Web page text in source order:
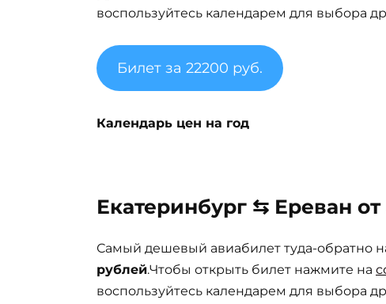
воспользуйтесь календарем для выбора
Билет за 22200 руб.
Календарь цен на год
Екатеринбург ⇆ Ереван от
Самый дешевый авиабилет туда-обратно
рублей.Чтобы открыть билет нажмите на
воспользуйтесь календарем для выбора